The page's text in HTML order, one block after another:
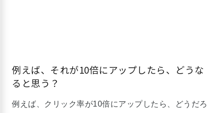
例えば、それが10倍にアップしたら、どうな
ると思う？
例えば、クリック率が10倍にアップしたら、どうだろ